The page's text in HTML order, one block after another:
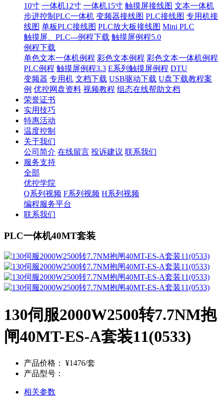
10寸 一体机12寸 一体机15寸 触摸屏接线图 文本一体机
步进控制PLC一体机 变频器接线图 PLC接线图 专用机接
线图 单板PLC接线图 PLC放大板接线图 Mini PLC
触摸屏、PLC---例程下载 触摸屏例程5.0
例程下载
单色文本一体机例程 彩色文本例程 彩色文本一体机例程
PLC例程 触摸屏例程3.3 E系列触摸屏例程 DTU
变频器 专用机 文档下载 USB驱动下载 U盘下载教程案
例 优控网盘资料 视频教程 组态在线帮助文档
荣誉证书
实用技巧
特惠活动
温度控制
关于我们
公司简介 在线留言 投诉建议 联系我们
服务支持
全部
优控学院
Q系列视频 F系列视频 H系列视频
编程服务平台
联系我们
PLC一体机40MT套装
130伺服2000W2500转7.7NM抱
闸40MT-ES-A套装11(0533)
产品价格：
¥1476/套
产品型号：
相关参数